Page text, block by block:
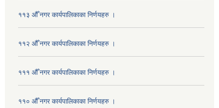
११३ औँ नगर कार्यपालिकाका निर्णयहरु ।
११२ औँ नगर कार्यपालिकाका निर्णयहरु ।
१११ औँ नगर कार्यपालिकाका निर्णयहरु ।
११० औँ नगर कार्यपालिकाका निर्णयहरु ।